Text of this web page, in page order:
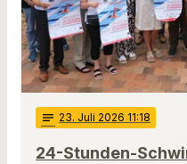
notes 23. Juli 2026 11:18
24-Stunden-